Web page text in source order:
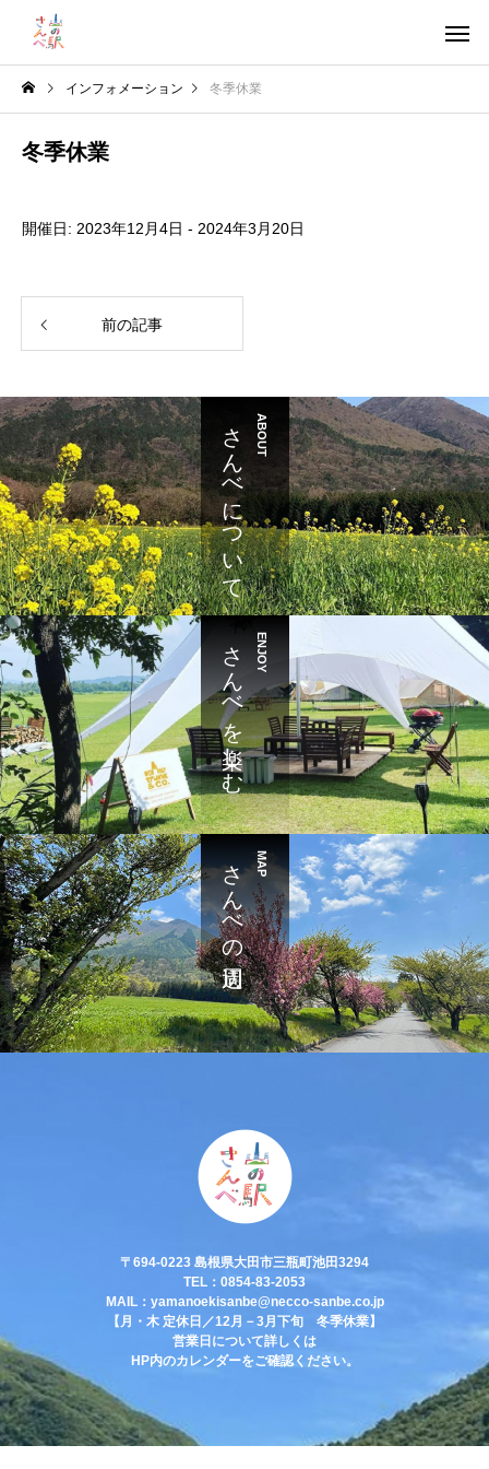
インフォメーション 冬季休業
冬季休業
開催日: 2023年12月4日 - 2024年3月20日
前の記事
ABOUT
さんべについて
ENJOY
さんべを楽しむ
MAP
さんべの周辺
〒694-0223 島根県大田市三瓶町池田3294
TEL：0854-83-2053
MAIL：yamanoekisanbe@necco-sanbe.co.jp
【月・木 定休日／12月－3月下旬 冬季休業】
営業日について詳しくは
HP内のカレンダーをご確認ください。